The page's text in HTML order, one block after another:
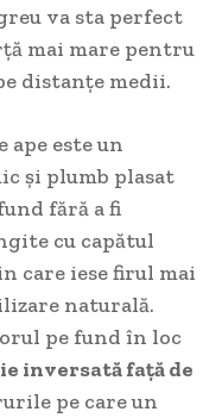
va sta perfect
mai mare pentru
distanțe medii.
ape este un
și plumb plasat
fără a fi
cu capătul
care iese firul mai
naturală.
pe fund în loc
inversată față de
pe care un